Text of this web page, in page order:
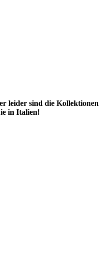
leider sind die Kollektionen
in Italien!